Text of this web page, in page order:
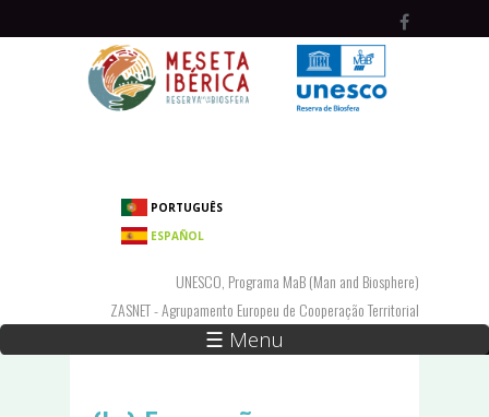
PORTUGUÊS
ESPAÑOL
UNESCO, Programa MaB (Man and Biosphere)
ZASNET - Agrupamento Europeu de Cooperação Territorial
☰ Menu